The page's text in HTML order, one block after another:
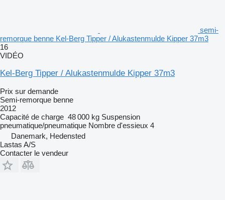
semi-
remorque benne Kel-Berg Tipper / Alukastenmulde Kipper 37m3
16
VIDÉO
Kel-Berg Tipper / Alukastenmulde Kipper 37m3
Prix sur demande
Semi-remorque benne
2012
Capacité de charge 48 000 kg Suspension
pneumatique/pneumatique Nombre d'essieux 4
Danemark, Hedensted
Lastas A/S
Contacter le vendeur